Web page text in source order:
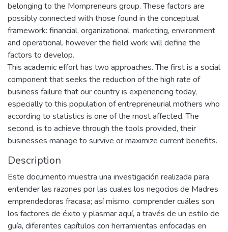
belonging to the Mompreneurs group. These factors are
possibly connected with those found in the conceptual
framework: financial, organizational, marketing, environment
and operational, however the field work will define the
factors to develop.
This academic effort has two approaches. The first is a social
component that seeks the reduction of the high rate of
business failure that our country is experiencing today,
especially to this population of entrepreneurial mothers who
according to statistics is one of the most affected. The
second, is to achieve through the tools provided, their
businesses manage to survive or maximize current benefits.
Description
Este documento muestra una investigación realizada para
entender las razones por las cuales los negocios de Madres
emprendedoras fracasa; así mismo, comprender cuáles son
los factores de éxito y plasmar aquí, a través de un estilo de
guía, diferentes capítulos con herramientas enfocadas en